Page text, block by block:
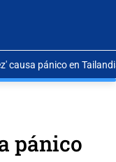
causa pánico en
pánico